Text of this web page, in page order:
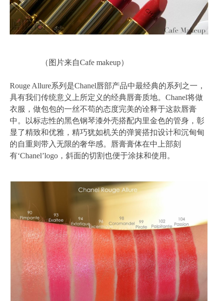
（图片来自Cafe makeup）
Rouge Allure系列是Chanel唇部产品中最经典的系列之一，
具有我们传统意义上所定义的经典唇膏质地。Chanel将做
衣服，做包包的一丝不苟的态度完美的诠释于这款唇膏
中。以标志性的黑色钢琴漆外壳搭配内里金色的管身，彰
显了精致和优雅，精巧犹如机关的弹簧搭扣设计和沉甸甸
的自重则带入无限的奢华感。唇膏膏体在中上部刻
有‘Chanel’logo，斜面的切割也便于涂抹和使用。